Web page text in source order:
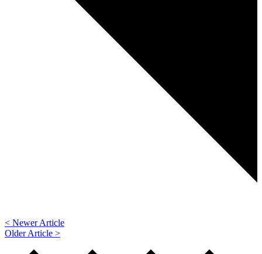
< Newer Article
Older Article >